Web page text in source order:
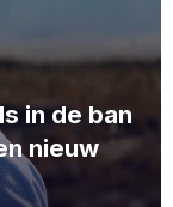
in de ban
nieuw